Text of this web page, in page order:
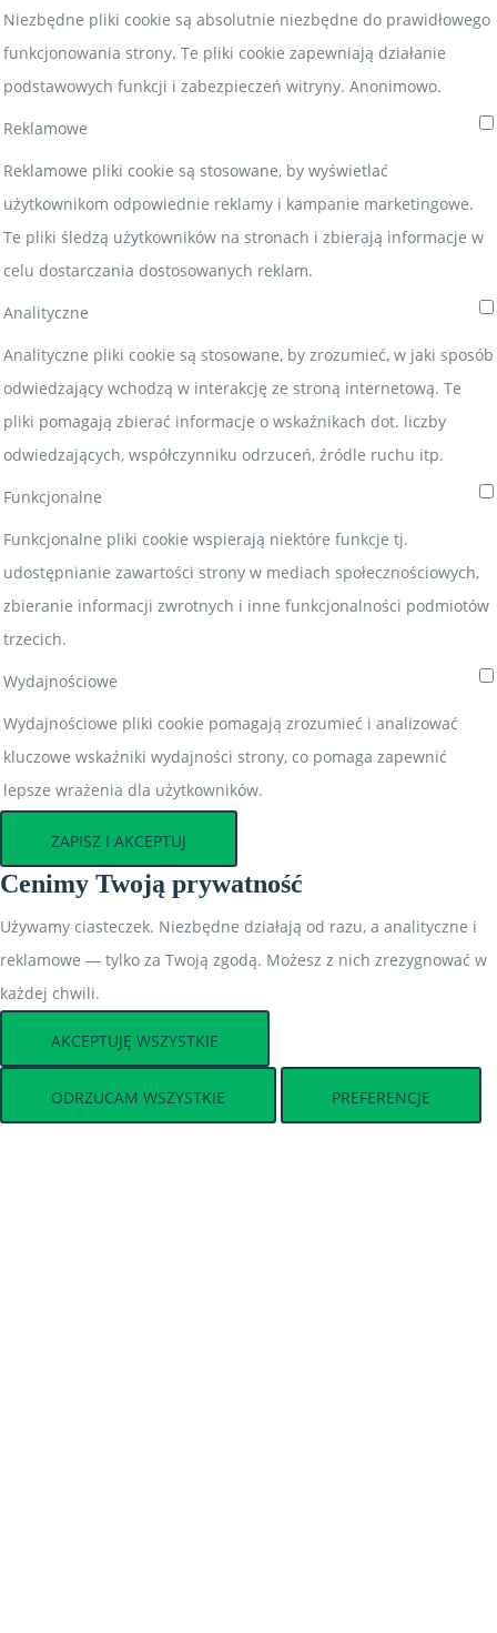
Niezbędne pliki cookie są absolutnie niezbędne do prawidłowego
funkcjonowania strony. Te pliki cookie zapewniają działanie
podstawowych funkcji i zabezpieczeń witryny. Anonimowo.
Reklamowe
Reklamowe pliki cookie są stosowane, by wyświetlać
użytkownikom odpowiednie reklamy i kampanie marketingowe.
Te pliki śledzą użytkowników na stronach i zbierają informacje w
celu dostarczania dostosowanych reklam.
Analityczne
Analityczne pliki cookie są stosowane, by zrozumieć, w jaki sposób
odwiedzający wchodzą w interakcję ze stroną internetową. Te
pliki pomagają zbierać informacje o wskaźnikach dot. liczby
odwiedzających, współczynniku odrzuceń, źródle ruchu itp.
Funkcjonalne
Funkcjonalne pliki cookie wspierają niektóre funkcje tj.
udostępnianie zawartości strony w mediach społecznościowych,
zbieranie informacji zwrotnych i inne funkcjonalności podmiotów
trzecich.
Wydajnościowe
Wydajnościowe pliki cookie pomagają zrozumieć i analizować
kluczowe wskaźniki wydajności strony, co pomaga zapewnić
lepsze wrażenia dla użytkowników.
ZAPISZ I AKCEPTUJ
Cenimy Twoją prywatność
Używamy ciasteczek. Niezbędne działają od razu, a analityczne i
reklamowe — tylko za Twoją zgodą. Możesz z nich zrezygnować w
każdej chwili.
AKCEPTUJĘ WSZYSTKIE
ODRZUCAM WSZYSTKIE PREFERENCJE